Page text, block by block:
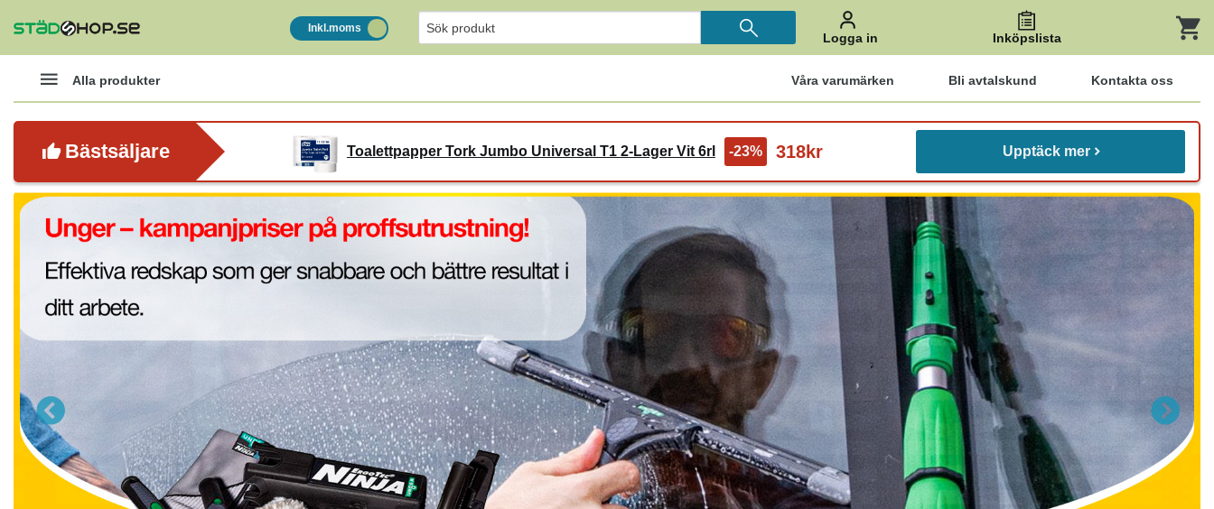
Inkl.moms
Logga in Inköpslista
Alla produkter Våra varumärken Bli avtalskund Kontakta oss
Bästsäljare Toalettpapper Tork Jumbo Universal T1 2-Lager Vit 6rl -23% 318kr Upptäck mer